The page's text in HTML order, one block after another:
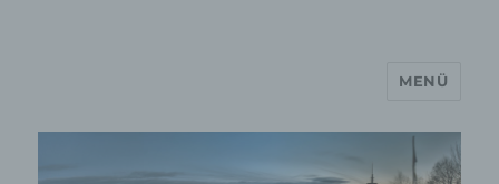
MP Mario Porten Beratung
Training Coaching
MENÜ